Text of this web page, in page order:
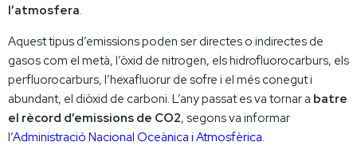
l’atmosfera.
Aquest tipus d’emissions poden ser directes o indirectes de
gasos com el metà, l’òxid de nitrogen, els hidrofluorocarburs, els
perfluorocarburs, l’hexafluorur de sofre i el més conegut i
abundant, el diòxid de carboni. L’any passat es va tornar a batre
el rècord d’emissions de CO2, segons va informar
l’Administració Nacional Oceànica i Atmosfèrica.